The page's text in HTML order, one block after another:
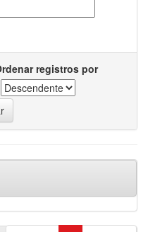
registros por